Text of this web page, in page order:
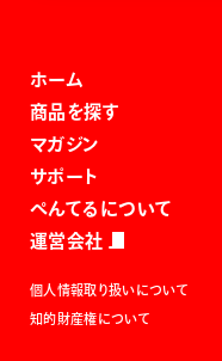
ホーム
商品を探す
マガジン
サポート
ぺんてるについて
運営会社
個人情報取り扱いについて
知的財産権について